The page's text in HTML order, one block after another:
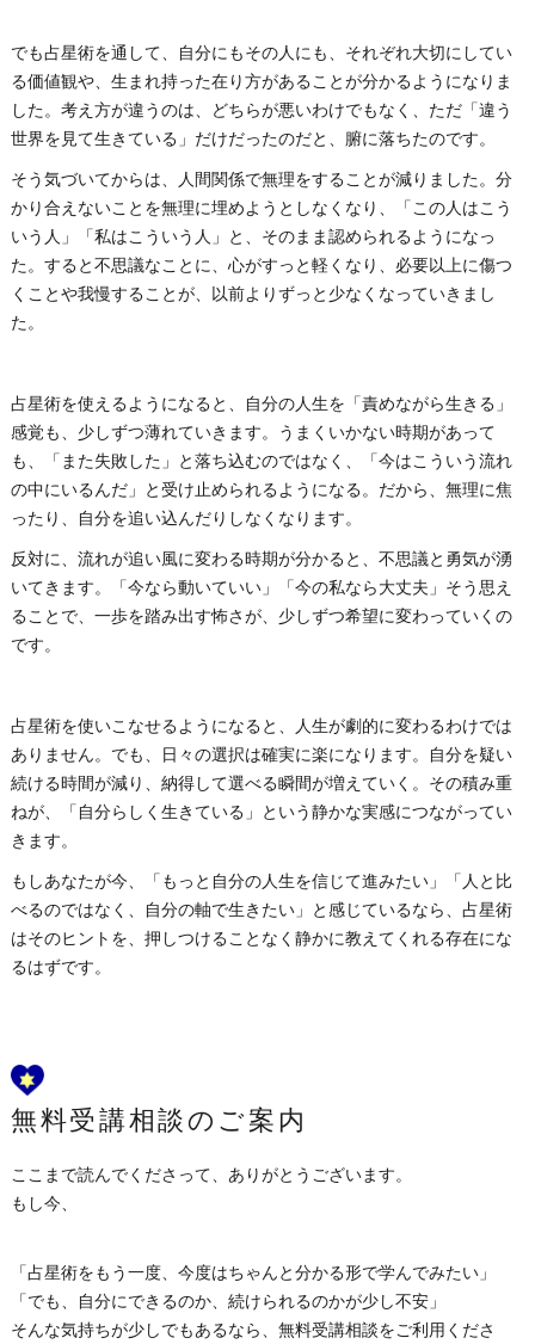
でも占星術を通して、自分にもその人にも、それぞれ大切にしてい
る価値観や、生まれ持った在り方があることが分かるようになりま
した。考え方が違うのは、どちらが悪いわけでもなく、ただ「違う
世界を見て生きている」だけだったのだと、腑に落ちたのです。
そう気づいてからは、人間関係で無理をすることが減りました。分
かり合えないことを無理に埋めようとしなくなり、「この人はこう
いう人」「私はこういう人」と、そのまま認められるようになっ
た。すると不思議なことに、心がすっと軽くなり、必要以上に傷つ
くことや我慢することが、以前よりずっと少なくなっていきまし
た。
占星術を使えるようになると、自分の人生を「責めながら生きる」
感覚も、少しずつ薄れていきます。うまくいかない時期があって
も、「また失敗した」と落ち込むのではなく、「今はこういう流れ
の中にいるんだ」と受け止められるようになる。だから、無理に焦
ったり、自分を追い込んだりしなくなります。
反対に、流れが追い風に変わる時期が分かると、不思議と勇気が湧
いてきます。「今なら動いていい」「今の私なら大丈夫」そう思え
ることで、一歩を踏み出す怖さが、少しずつ希望に変わっていくの
です。
占星術を使いこなせるようになると、人生が劇的に変わるわけでは
ありません。でも、日々の選択は確実に楽になります。自分を疑い
続ける時間が減り、納得して選べる瞬間が増えていく。その積み重
ねが、「自分らしく生きている」という静かな実感につながってい
きます。
もしあなたが今、「もっと自分の人生を信じて進みたい」「人と比
べるのではなく、自分の軸で生きたい」と感じているなら、占星術
はそのヒントを、押しつけることなく静かに教えてくれる存在にな
るはずです。
無料受講相談のご案内
ここまで読んでくださって、ありがとうございます。
もし今、
「占星術をもう一度、今度はちゃんと分かる形で学んでみたい」
「でも、自分にできるのか、続けられるのかが少し不安」
そんな気持ちが少しでもあるなら、無料受講相談をご利用くださ